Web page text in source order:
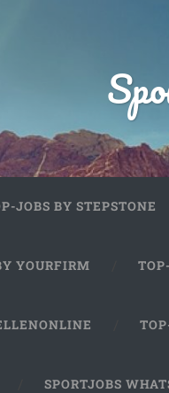
JOBS BY STEPSTONE
YOURFIRM
SPORTJOBS